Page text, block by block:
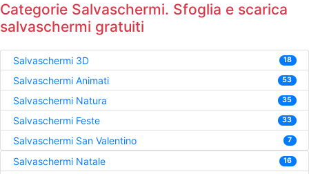
Categorie Salvaschermi. Sfoglia e scarica
salvaschermi gratuiti
Salvaschermi 3D 18
Salvaschermi Animati 53
Salvaschermi Natura 35
Salvaschermi Feste 33
Salvaschermi San Valentino 7
Salvaschermi Natale 16